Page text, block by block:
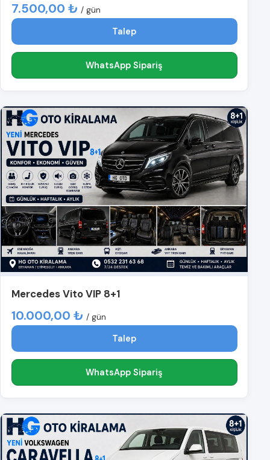
7.500,00 ₺ / gün
Talep
WhatsApp Sipariş
Mercedes Vito VIP 8+1
10.000,00 ₺ / gün
Talep
WhatsApp Sipariş